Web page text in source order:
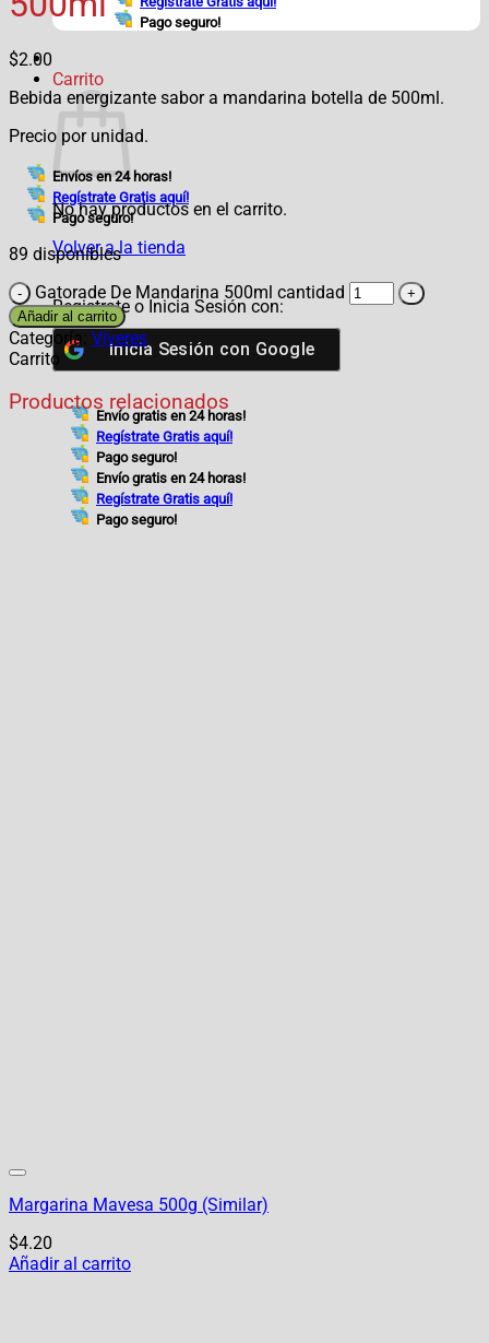
Pago seguro!
Carrito
No hay productos en el carrito.
Volver a la tienda
Registrate o Inicia Sesión con:
Inicia Sesión con Google
Envío gratis en 24 horas!
Regístrate Gratis aquí!
Pago seguro!
Envío gratis en 24 horas!
Regístrate Gratis aquí!
Pago seguro!
$2.00
Bebida energizante sabor a mandarina botella de 500ml.
Precio por unidad.
Envíos en 24 horas!
Regístrate Gratis aquí!
Pago seguro!
89 disponibles
Gatorade De Mandarina 500ml cantidad
Añadir al carrito
Categoría: Víveres
Carrito
Productos relacionados
Margarina Mavesa 500g (Similar)
$4.20
Añadir al carrito